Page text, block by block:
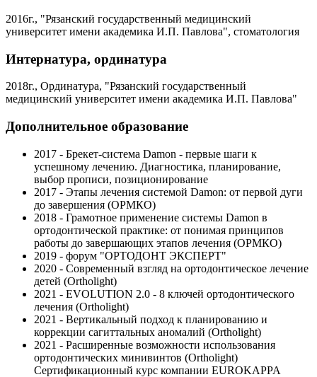
2016г., "Рязанский государственный медицинский
университет имени академика И.П. Павлова", стоматология
Интернатура, ординатура
2018г., Ординатура, "Рязанский государственный
медицинский университет имени академика И.П. Павлова"
Дополнительное образование
2017 - Брекет-система Damon - первые шаги к
успешному лечению. Диагностика, планирование,
выбор прописи, позиционирование
2017 - Этапы лечения системой Damon: от первой дуги
до завершения (ОРМКО)
2018 - Грамотное применение системы Damon в
ортодонтической практике: от понимая принципов
работы до завершающих этапов лечения (ОРМКО)
2019 - форум "ОРТОДОНТ ЭКСПЕРТ"
2020 - Современный взгляд на ортодонтическое лечение
детей (Ortholight)
2021 - EVOLUTION 2.0 - 8 ключей ортодонтического
лечения (Ortholight)
2021 - Вертикальный подход к планированию и
коррекции сагиттальных аномалий (Ortholight)
2021 - Расширенные возможности использования
ортодонтических минивинтов (Ortholight)
Сертификационный курс компании EUROKAPPA